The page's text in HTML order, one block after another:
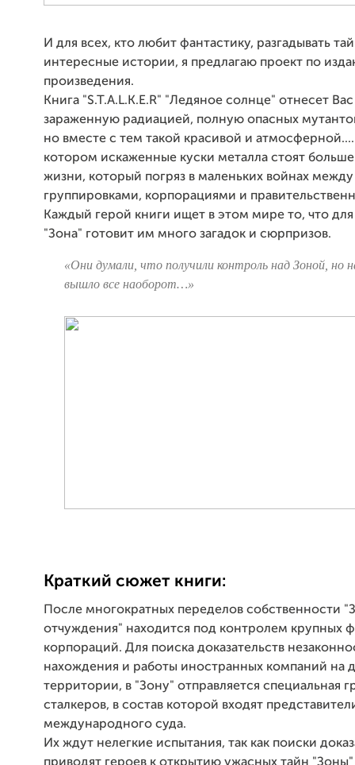
И для всех, кто любит фантастику, разгадывать
интересные истории, я предлагаю проект по
произведения.
Книга "S.T.A.L.K.E.R" "Ледяное солнце" отнесет
зараженную радиацией, полную опасных
но вместе с тем такой красивой и
котором искаженные куски металла стоят
жизни, который погряз в маленьких войнах между
группировками, корпорациями и
Каждый герой книги ищет в этом мире то, что
"Зона" готовит им много загадок и сюрпризов.
«Они думали, что получили контроль над Зоной, но
вышло все наоборот…»
Краткий сюжет книги:
После многократных переделов собственности
отчуждения" находится под контролем крупных
корпораций. Для поиска доказательств
нахождения и работы иностранных компаний на
территории, в "Зону" отправляется специальная
сталкеров, в состав которой входят
международного суда.
Их ждут нелегкие испытания, так как поиски